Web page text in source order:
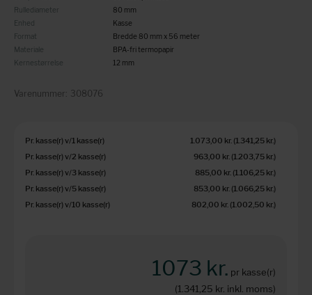
Rullediameter
80 mm
Enhed
Kasse
Format
Bredde 80 mm x 56 meter
Materiale
BPA-fri termopapir
Kernestørrelse
12 mm
Varenummer: 308076
Pr. kasse(r) v/1 kasse(r) 1.073,00 kr. (1.341,25 kr.)
Pr. kasse(r) v/2 kasse(r)
963,00 kr. (1.203,75 kr.)
Pr. kasse(r) v/3 kasse(r)
885,00 kr. (1.106,25 kr.)
Pr. kasse(r) v/5 kasse(r)
853,00 kr. (1.066,25 kr.)
Pr. kasse(r) v/10 kasse(r)
802,00 kr. (1.002,50 kr.)
1073 kr. pr kasse(r)
(1.341,25 kr. inkl. moms)